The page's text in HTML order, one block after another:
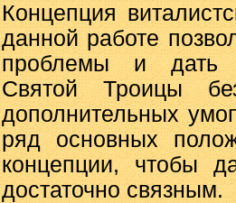
Концепция
данной работе
проблемы и дать
Святой Троицы
дополнительных
ряд основных
концепции, чтобы
достаточно связным.